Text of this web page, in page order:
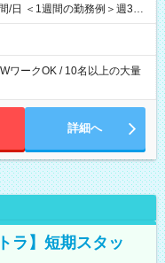
/日 ＜1週間の勤務例＞週3回
きな時にお仕事
ワークOK / 10名以上の大量
詳細へ
ラ】短期スタッ